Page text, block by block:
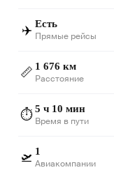
✈️ Есть
Прямые рейсы
📏 1 676 км
Расстояние
⏱️5 ч 10 мин
Время в пути
🛫 1
Авиакомпании